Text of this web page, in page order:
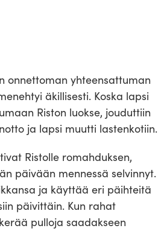
onnettoman yhteensattuman
äkillisesti. Koska lapsi
Riston luokse, jouduttiin
ja lapsi muutti lastenkotiin.
Ristolle romahduksen,
päivään mennessä selvinnyt.
ja käyttää eri päihteitä
päivittäin. Kun rahat
pulloja saadakseen